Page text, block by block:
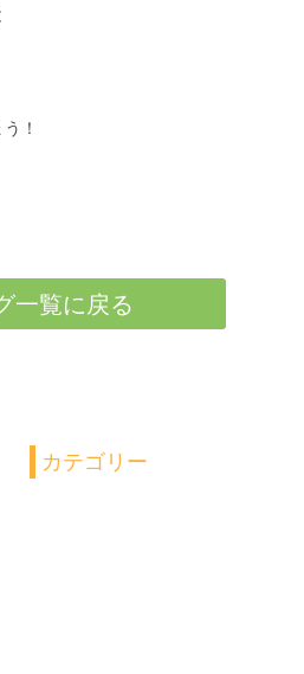
！
一覧に戻る
カテゴリー